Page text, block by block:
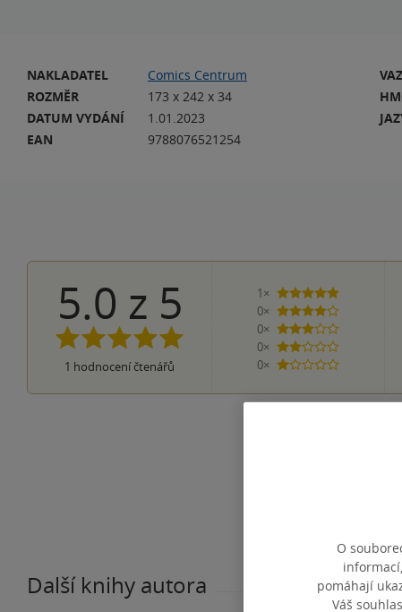
NAKLADATEL
Comics Centrum
ROZMĚR
173 x 242 x 34
DATUM VYDÁNÍ
1.01.2023
EAN
9788076521254
5.0 z 5
1 hodnocení čtenářů
1×
5 hvězdiček
0×
4 hvězdičky
0×
3 hvězdičky
0×
2 hvězdičky
0×
1 hvezdička
Další knihy autora
O
pomáhají
Váš